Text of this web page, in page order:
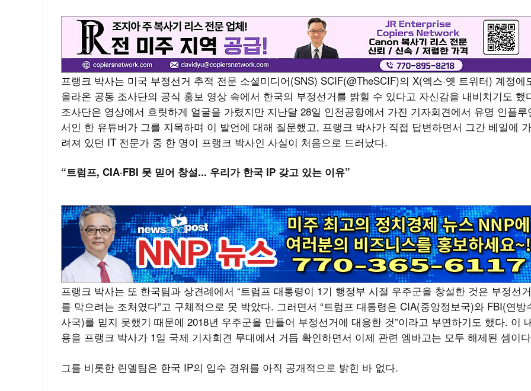
프랭크 박사는 미국 부정선거 추적 전문 소셜미디어(SNS) SCIF(@TheSCIF)의 X(엑스·옛 트위터) 계정에
올라온 공동 조사단의 공식 홍보 영상 속에서 한국의 부정선거를 밝힐 수 있다고 자신감을 내비치기도 했
조사단은 영상에서 흐릿하게 얼굴을 가렸지만 지난달 28일 인천공항에서 가진 기자회견에서 유명 인플루
서인 한 유튜버가 그를 지목하며 이 발언에 대해 질문했고, 프랭크 박사가 직접 답변하면서 그간 베일에 가
려져 있던 IT 전문가 중 한 명이 프랭크 박사인 사실이 처음으로 드러났다.
“트럼프, CIA·FBI 못 믿어 창설... 우리가 한국 IP 갖고 있는 이유”
프랭크 박사는 또 한국팀과 상견례에서 “트럼프 대통령이 1기 행정부 시절 우주군을 창설한 것은 부정선거
를 막으려는 조처였다”고 구체적으로 못 박았다. 그러면서 “트럼프 대통령은 CIA(중앙정보국)와 FBI(연방
사국)를 믿지 못했기 때문에 2018년 우주군을 만들어 부정선거에 대응한 것”이라고 부연하기도 했다. 이
용을 프랭크 박사가 1일 국제 기자회견 무대에서 거듭 확인하면서 이제 관련 엠바고는 모두 해제된 셈이
그를 비롯한 린델팀은 한국 IP의 입수 경위를 아직 공개적으로 밝힌 바 없다.